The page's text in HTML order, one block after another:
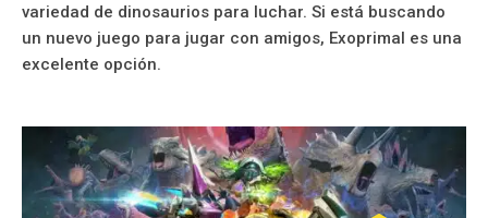
variedad de dinosaurios para luchar. Si está buscando
un nuevo juego para jugar con amigos, Exoprimal es una
excelente opción.